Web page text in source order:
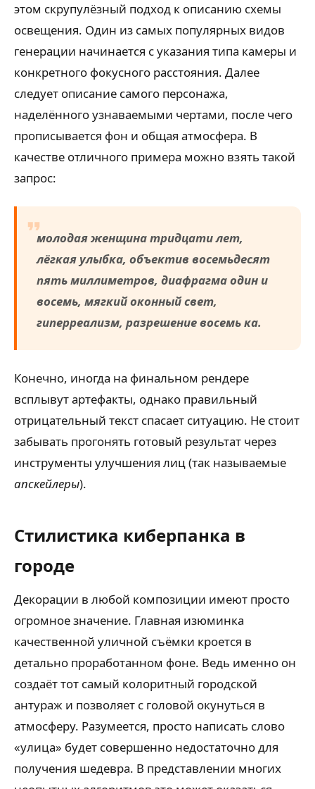
этом скрупулёзный подход к описанию схемы
освещения. Один из самых популярных видов
генерации начинается с указания типа камеры и
конкретного фокусного расстояния. Далее
следует описание самого персонажа,
наделённого узнаваемыми чертами, после чего
прописывается фон и общая атмосфера. В
качестве отличного примера можно взять такой
запрос:
молодая женщина тридцати лет,
лёгкая улыбка, объектив восемьдесят
пять миллиметров, диафрагма один и
восемь, мягкий оконный свет,
гиперреализм, разрешение восемь ка.
Конечно, иногда на финальном рендере
всплывут артефакты, однако правильный
отрицательный текст спасает ситуацию. Не стоит
забывать прогонять готовый результат через
инструменты улучшения лиц (так называемые
апскейлеры).
Стилистика киберпанка в
городе
Декорации в любой композиции имеют просто
огромное значение. Главная изюминка
качественной уличной съёмки кроется в
детально проработанном фоне. Ведь именно он
создаёт тот самый колоритный городской
антураж и позволяет с головой окунуться в
атмосферу. Разумеется, просто написать слово
«улица» будет совершенно недостаточно для
получения шедевра. В представлении многих